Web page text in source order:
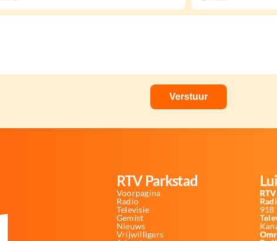
RTV Parkstad
Voorpagina
Radio
Televisie
Gemist
Nieuws
Vrijwilligers
918